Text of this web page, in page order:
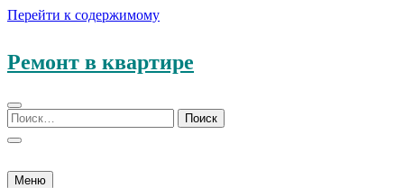
Перейти к содержимому
Ремонт в квартире
Меню